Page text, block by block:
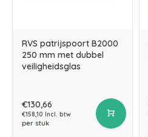
RVS patrijspoort B2000
250 mm met dubbel
veiligheidsglas
€130,66
€158,10 Incl. btw
per stuk